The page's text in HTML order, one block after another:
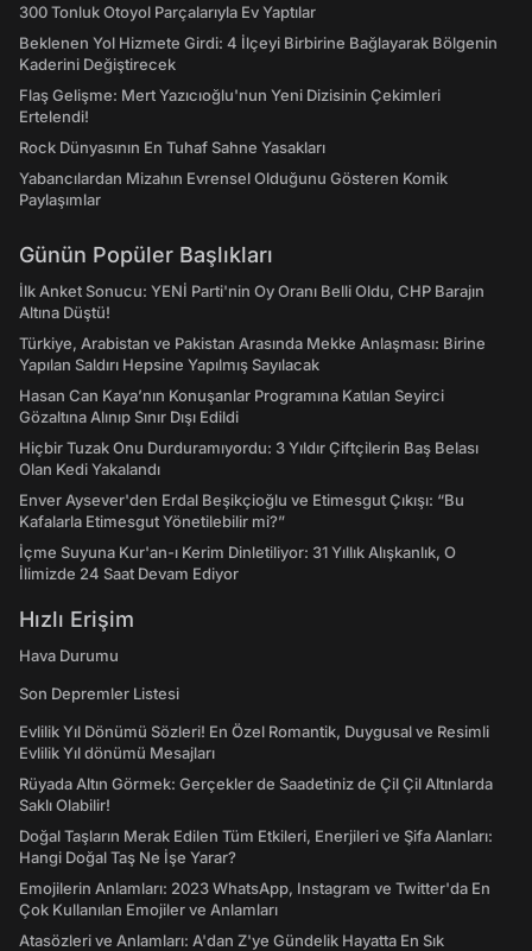
300 Tonluk Otoyol Parçalarıyla Ev Yaptılar
Beklenen Yol Hizmete Girdi: 4 İlçeyi Birbirine Bağlayarak Bölgenin
Kaderini Değiştirecek
Flaş Gelişme: Mert Yazıcıoğlu'nun Yeni Dizisinin Çekimleri
Ertelendi!
Rock Dünyasının En Tuhaf Sahne Yasakları
Yabancılardan Mizahın Evrensel Olduğunu Gösteren Komik
Paylaşımlar
Günün Popüler Başlıkları
İlk Anket Sonucu: YENİ Parti'nin Oy Oranı Belli Oldu, CHP Barajın
Altına Düştü!
Türkiye, Arabistan ve Pakistan Arasında Mekke Anlaşması: Birine
Yapılan Saldırı Hepsine Yapılmış Sayılacak
Hasan Can Kaya’nın Konuşanlar Programına Katılan Seyirci
Gözaltına Alınıp Sınır Dışı Edildi
Hiçbir Tuzak Onu Durduramıyordu: 3 Yıldır Çiftçilerin Baş Belası
Olan Kedi Yakalandı
Enver Aysever'den Erdal Beşikçioğlu ve Etimesgut Çıkışı: “Bu
Kafalarla Etimesgut Yönetilebilir mi?”
İçme Suyuna Kur'an-ı Kerim Dinletiliyor: 31 Yıllık Alışkanlık, O
İlimizde 24 Saat Devam Ediyor
Hızlı Erişim
Hava Durumu
Son Depremler Listesi
Evlilik Yıl Dönümü Sözleri! En Özel Romantik, Duygusal ve Resimli
Evlilik Yıl dönümü Mesajları
Rüyada Altın Görmek: Gerçekler de Saadetiniz de Çil Çil Altınlarda
Saklı Olabilir!
Doğal Taşların Merak Edilen Tüm Etkileri, Enerjileri ve Şifa Alanları:
Hangi Doğal Taş Ne İşe Yarar?
Emojilerin Anlamları: 2023 WhatsApp, Instagram ve Twitter'da En
Çok Kullanılan Emojiler ve Anlamları
Atasözleri ve Anlamları: A'dan Z'ye Gündelik Hayatta En Sık